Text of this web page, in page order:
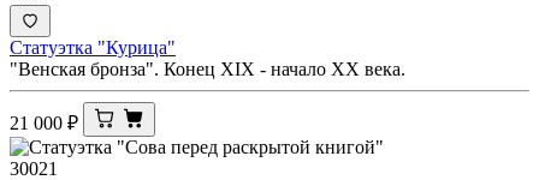
Статуэтка "Курица"
"Венская бронза". Конец XIX - начало ХХ века.
21 000 ₽
30021